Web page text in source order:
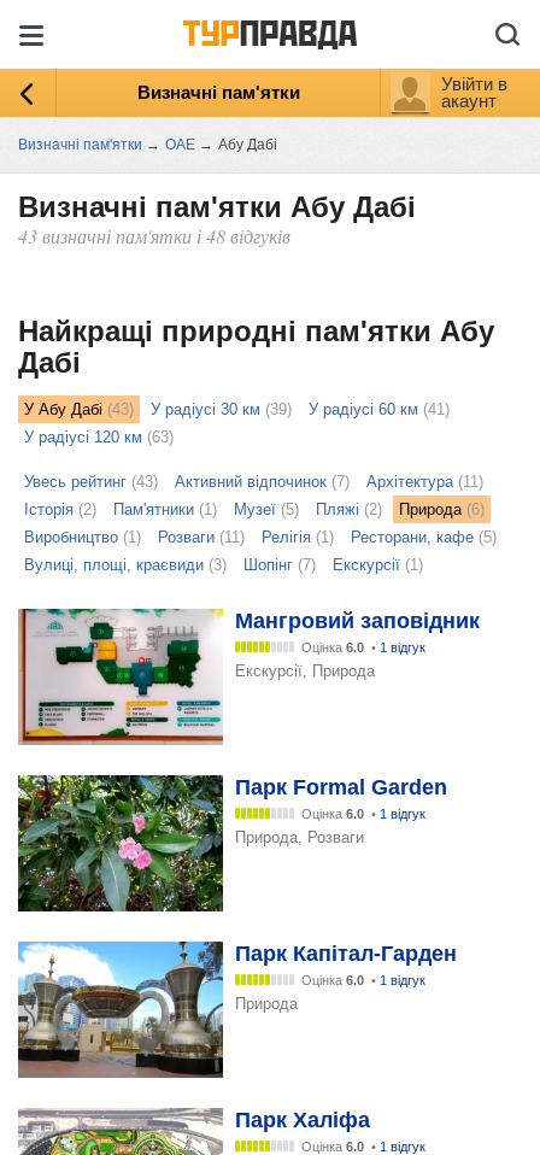
Визначні пам'ятки
Увійти в
акаунт
Визначні пам'ятки → ОАЕ → Абу Дабі
Визначні пам'ятки Абу Дабі
43 визначні пам'ятки і 48 відгуків
Найкращі природні пам'ятки Абу
Дабі
У Абу Дабі (43) У радіусі 30 км (39) У радіусі 60 км (41)
У радіусі 120 км (63)
Увесь рейтинг (43) Активний відпочинок (7) Архітектура(11)
Історія (2) Пам'ятники (1) Музеї (5) Пляжі (2) Природа(6)
Виробництво (1) Розваги (11) Релігія (1) Ресторани, кафе (5)
Вулиці, площі, краєвиди (3) Шопінг (7) Екскурсії (1)
Мангровий заповідник
Оцінка 6.0 • 1 відгук
Екскурсії, Природа
Парк Formal Garden
Оцінка 6.0 • 1 відгук
Природа, Розваги
Парк Капітал-Гарден
Оцінка 6.0 • 1 відгук
Природа
Парк Халіфа
Оцінка 6.0 • 1 відгук